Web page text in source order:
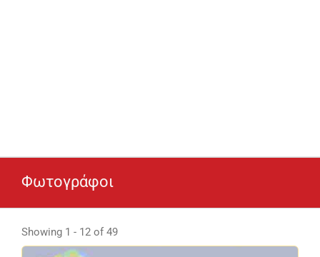
Φωτογράφοι
Showing 1 - 12 of 49